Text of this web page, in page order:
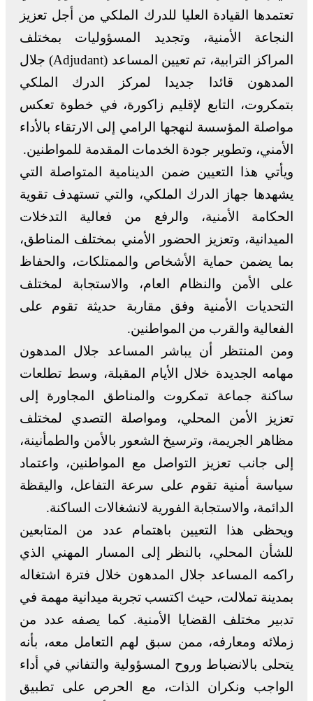
تعتمدها القيادة العليا للدرك الملكي من أجل تعزيز
النجاعة الأمنية، وتجديد المسؤوليات بمختلف
المراكز الترابية، تم تعيين المساعد (Adjudant) جلال
المدهون قائدا جديدا لمركز الدرك الملكي
بتمكروت، التابع لإقليم زاكورة، في خطوة تعكس
مواصلة المؤسسة لنهجها الرامي إلى الارتقاء بالأداء
الأمني، وتطوير جودة الخدمات المقدمة للمواطنين.
ويأتي هذا التعيين ضمن الدينامية المتواصلة التي
يشهدها جهاز الدرك الملكي، والتي تستهدف تقوية
الحكامة الأمنية، والرفع من فعالية التدخلات
الميدانية، وتعزيز الحضور الأمني بمختلف المناطق،
بما يضمن حماية الأشخاص والممتلكات، والحفاظ
على الأمن والنظام العام، والاستجابة لمختلف
التحديات الأمنية وفق مقاربة حديثة تقوم على
الفعالية والقرب من المواطنين.
ومن المنتظر أن يباشر المساعد جلال المدهون
مهامه الجديدة خلال الأيام المقبلة، وسط تطلعات
ساكنة جماعة تمكروت والمناطق المجاورة إلى
تعزيز الأمن المحلي، ومواصلة التصدي لمختلف
مظاهر الجريمة، وترسيخ الشعور بالأمن والطمأنينة،
إلى جانب تعزيز التواصل مع المواطنين، واعتماد
سياسة أمنية تقوم على سرعة التفاعل، واليقظة
الدائمة، والاستجابة الفورية لانشغالات الساكنة.
ويحظى هذا التعيين باهتمام عدد من المتابعين
للشأن المحلي، بالنظر إلى المسار المهني الذي
راكمه المساعد جلال المدهون خلال فترة اشتغاله
بمدينة تملالت، حيث اكتسب تجربة ميدانية مهمة في
تدبير مختلف القضايا الأمنية. كما يصفه عدد من
زملائه ومعارفه، ممن سبق لهم التعامل معه، بأنه
يتحلى بالانضباط وروح المسؤولية والتفاني في أداء
الواجب ونكران الذات، مع الحرص على تطبيق